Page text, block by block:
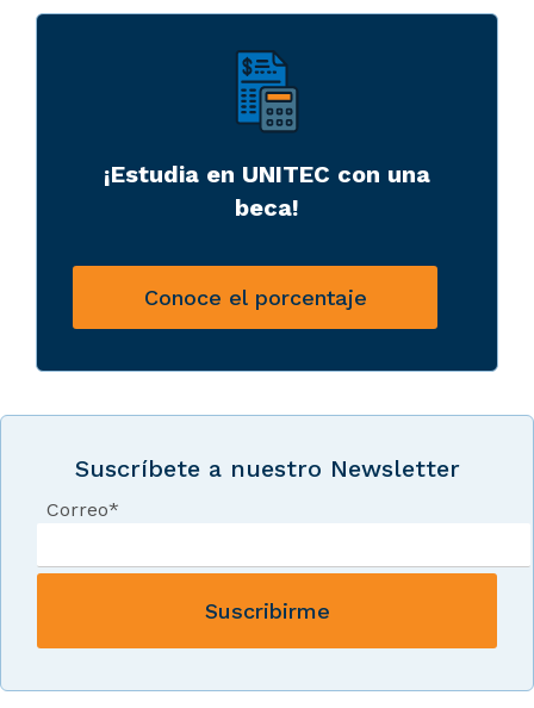
¡Estudia en UNITEC con una
beca!
Conoce el porcentaje
Suscríbete a nuestro Newsletter
Correo*